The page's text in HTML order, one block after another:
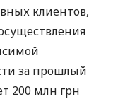
клиентов,
за прошлый
200 млн грн